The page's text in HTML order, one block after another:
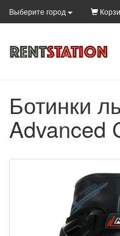
Выберите город
Ботинки
Advanced